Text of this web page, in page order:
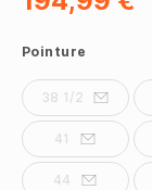
Pointure
38 1/2
41
44